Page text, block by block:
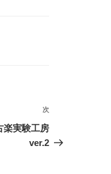
次
の
投
次
楽実験工房
ver.2